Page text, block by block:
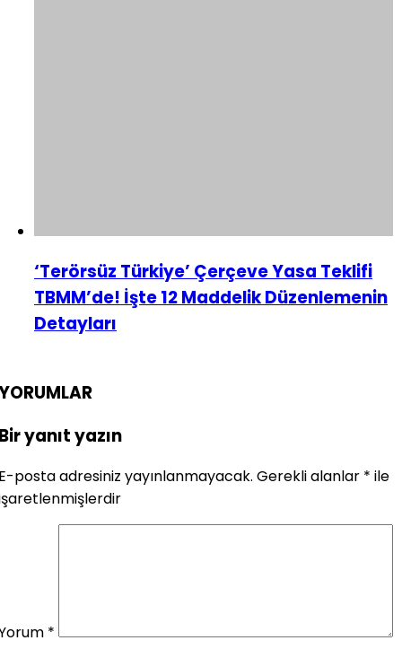
‘Terörsüz Türkiye’ Çerçeve Yasa Teklifi
TBMM’de! İşte 12 Maddelik Düzenlemenin
Detayları
yanıt yazın
posta adresiniz yayınlanmayacak. Gerekli alanlar * ile
*